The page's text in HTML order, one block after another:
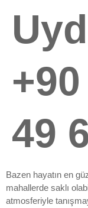
49
Bazen hayatın en
mahallerde saklı
atmosferiyle